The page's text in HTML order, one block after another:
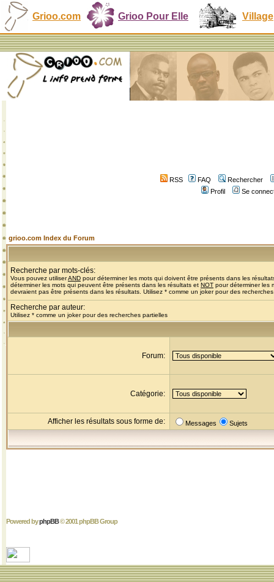
Grioo.com Grioo Pour Elle Village
RSS FAQ
Rechercher
Profil
Se
grioo.com Index du Forum
Recherche par mots-clés:
Vous pouvez utiliserAND pour déterminer les mots qui doivent être présents dans les
déterminer les mots qui peuvent être présents dans les résultats et NOT pour déterminer les
devraient pas être présents dans les résultats. Utilisez * comme un joker pour des
Recherche par auteur:
Utilisez * comme un joker pour des recherches partielles
Forum:
Catégorie:
Afficher les résultats sous forme de: Messages Sujets
Powered byphpBB© 2001 phpBB Group